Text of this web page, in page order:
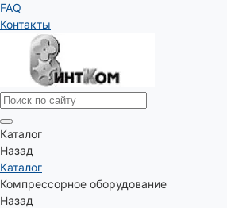
FAQ
Контакты
Каталог
Назад
Каталог
Компрессорное оборудование
Назад